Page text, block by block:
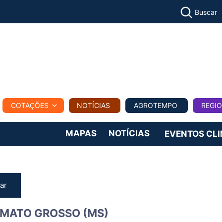
REGIONAL COMERCIAL AGROVIAGENS
Buscar
COTAÇÕES NOTÍCIAS AGROTEMPO
MAPAS NOTÍCIAS EVENTOS
GROSSO (MS)